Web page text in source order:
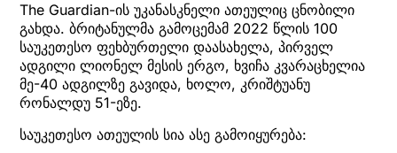
The Guardian-ის უკანასკნელი ათეულიც ცნობილი
გახდა. ბრიტანულმა გამოცემამ 2022 წლის 100
საუკეთესო ფეხბურთელი დაასახელა, პირველ
ადგილი ლიონელ მესის ერგო, ხვიჩა კვარაცხელია
მე-40 ადგილზე გავიდა, ხოლო, კრიშტუანუ
რონალდუ 51-ეზე.
საუკეთესო ათეულის სია ასე გამოიყურება: